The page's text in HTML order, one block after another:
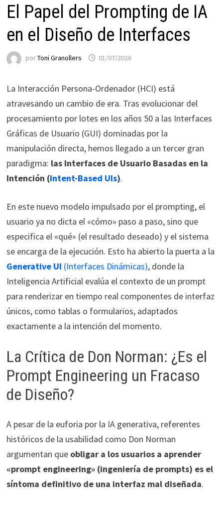
El Papel del Prompting de IA
en el Diseño de Interfaces
porToni Granollers 01/07/2026
La Interacción Persona-Ordenador (HCI) está
atravesando un cambio de era. Tras evolucionar del
procesamiento por lotes en los años 50 a las Interfaces
Gráficas de Usuario (GUI) dominadas por la
manipulación directa, hemos llegado a un tercer gran
paradigma: las Interfaces de Usuario Basadas en la
Intención (Intent-Based UIs).
En este nuevo modelo impulsado por el prompting, el
usuario ya no dicta el «cómo» paso a paso, sino que
especifica el «qué» (el resultado deseado) y el sistema
se encarga de la ejecución. Esto ha abierto la puerta a la
Generative UI (Interfaces Dinámicas), donde la
Inteligencia Artificial evalúa el contexto de un prompt
para renderizar en tiempo real componentes de interfaz
únicos, como tablas o formularios, adaptados
exactamente a la intención del momento.
La Crítica de Don Norman: ¿Es el
Prompt Engineering un Fracaso
de Diseño?
A pesar de la euforia por la IA generativa, referentes
históricos de la usabilidad como Don Norman
argumentan que obligar a los usuarios a aprender
«prompt engineering» (ingeniería de prompts) es el
síntoma definitivo de una interfaz mal diseñada.